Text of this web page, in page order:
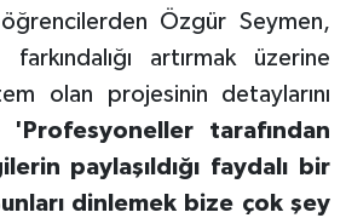
Özgür Seymen,
artırmak üzerine
olan projesinin detaylarını
'Profesyoneller tarafından
paylaşıldığı faydalı bir
dinlemek bize çok şey